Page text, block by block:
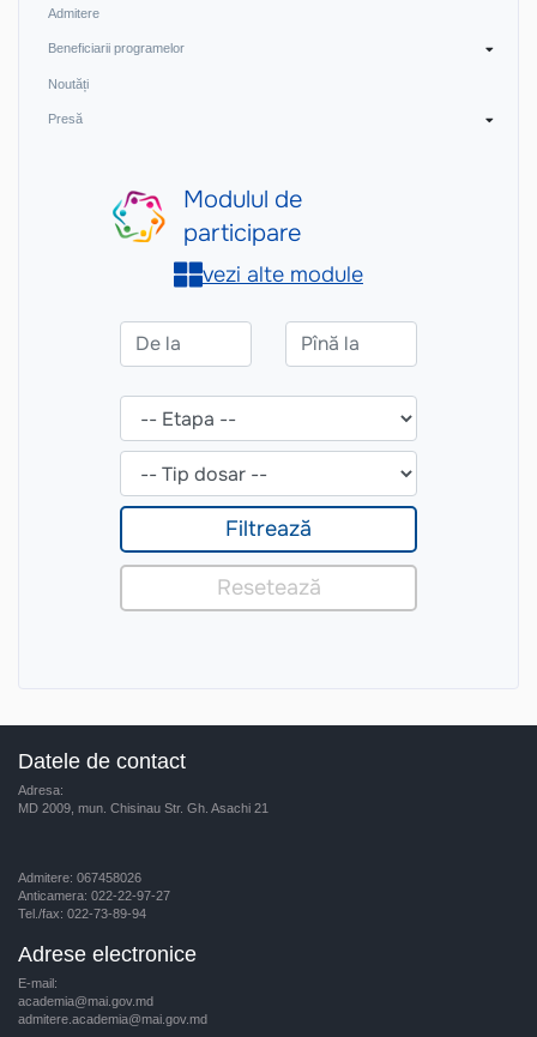
Admitere
Beneficiarii programelor
Noutăți
Presă
Datele de contact
Adresa:
MD 2009, mun. Chisinau Str. Gh. Asachi 21
Admitere: 067458026
Anticamera: 022-22-97-27
Tel./fax: 022-73-89-94
Adrese electronice
E-mail:
academia@mai.gov.md
admitere.academia@mai.gov.md